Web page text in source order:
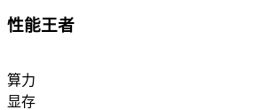
性能王者
算力
显存